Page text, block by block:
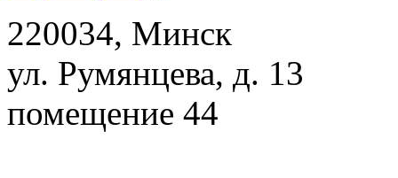
220034, Минск
ул. Румянцева, д. 13
помещение 44